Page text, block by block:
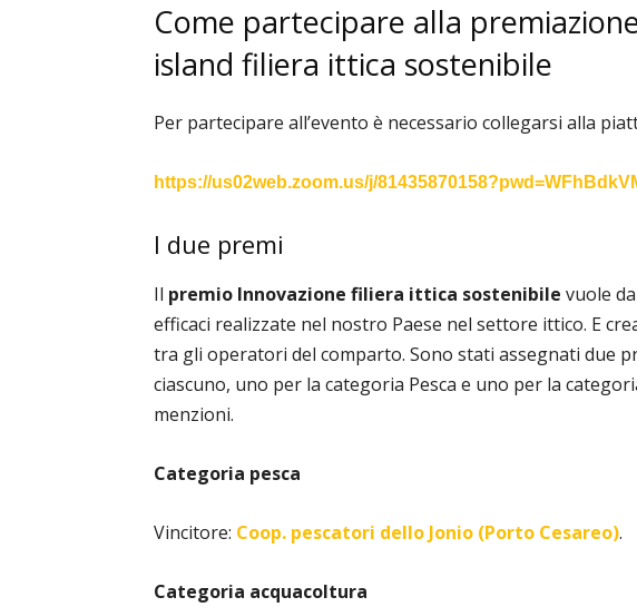
Come partecipare alla
island filiera ittica sostenibile
Per partecipare all’evento è necessario collegarsi alla
https://us02web.zoom.us/j/81435870158?pwd=
I due premi
Il premio Innovazione filiera ittica sostenibile vuole
efficaci realizzate nel nostro Paese nel settore ittico. E
tra gli operatori del comparto. Sono stati assegnati due
ciascuno, uno per la categoria Pesca e uno per la
menzioni.
Categoria pesca
Vincitore: Coop. pescatori dello Jonio (Porto Cesareo).
Categoria acquacoltura